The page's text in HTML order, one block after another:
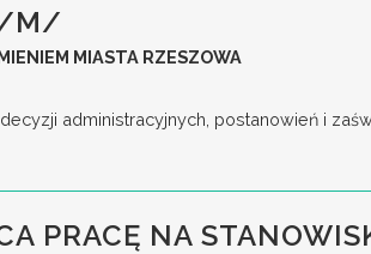
M/
MIASTA RZESZOWA
administracyjnych, postanowień i
PRACĘ NA